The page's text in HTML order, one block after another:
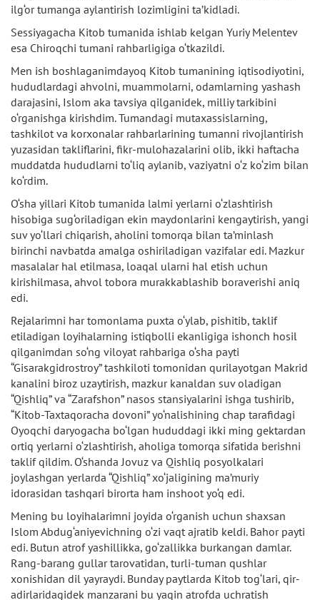
ilg‘or tumanga aylantirish lozimligini ta’kidladi.
Sessiyagacha Kitob tumanida ishlab kelgan Yuriy Melentev
esa Chiroqchi tumani rahbarligiga o‘tkazildi.
Men ish boshlaganimdayoq Kitob tumanining iqtisodiyotini,
hududlardagi ahvolni, muammolarni, odamlarning yashash
darajasini, Islom aka tavsiya qilganidek, milliy tarkibini
o‘rganishga kirishdim. Tumandagi mutaxassislarning,
tashkilot va korxonalar rahbarlarining tumanni rivojlantirish
yuzasidan takliflarini, fikr-mulohazalarini olib, ikki haftacha
muddatda hududlarni to‘liq aylanib, vaziyatni o‘z ko‘zim bilan
ko‘rdim.
O‘sha yillari Kitob tumanida lalmi yerlarni o‘zlashtirish
hisobiga sug‘oriladigan ekin maydonlarini kengaytirish, yangi
suv yo‘llari chiqarish, aholini tomorqa bilan ta’minlash
birinchi navbatda amalga oshiriladigan vazifalar edi. Mazkur
masalalar hal etilmasa, loaqal ularni hal etish uchun
kirishilmasa, ahvol tobora murakkablashib boraverishi aniq
edi.
Rejalarimni har tomonlama puxta o‘ylab, pishitib, taklif
etiladigan loyihalarning istiqbolli ekanligiga ishonch hosil
qilganimdan so‘ng viloyat rahbariga o‘sha payti
“Gisarakgidrostroy” tashkiloti tomonidan qurilayotgan Makrid
kanalini biroz uzaytirish, mazkur kanaldan suv oladigan
“Qishliq” va “Zarafshon” nasos stansiyalarini ishga tushirib,
“Kitob-Taxtaqoracha dovoni” yo‘nalishining chap tarafidagi
Oyoqchi daryogacha bo‘lgan hududdagi ikki ming gektardan
ortiq yerlarni o‘zlashtirish, aholiga tomorqa sifatida berishni
taklif qildim. O‘shanda Jovuz va Qishliq posyolkalari
joylashgan yerlarda “Qishliq” xo‘jaligining ma’muriy
idorasidan tashqari birorta ham inshoot yo‘q edi.
Mening bu loyihalarimni joyida o‘rganish uchun shaxsan
Islom Abdug‘aniyevichning o‘zi vaqt ajratib keldi. Bahor payti
edi. Butun atrof yashillikka, go‘zallikka burkangan damlar.
Rang-barang gullar tarovatidan, turli-tuman qushlar
xonishidan dil yayraydi. Bunday paytlarda Kitob tog‘lari, qir-
adirlaridagidek manzarani bu yaqin atrofda uchratish